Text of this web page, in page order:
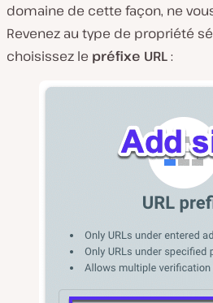
domaine de cette façon, ne
Revenez au type de propriété
choisissez le préfixe URL: